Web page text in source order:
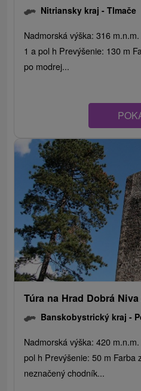
Nitriansky kraj -Tlmače
Nadmorská výška: 316
1 a pol h Prevýšenie: 130 m
po modrej...
Túra na Hrad Dobrá
Banskobystrický kraj -
Nadmorská výška: 420
pol h Prevýšenie: 50 m Farba
neznačený chodník...